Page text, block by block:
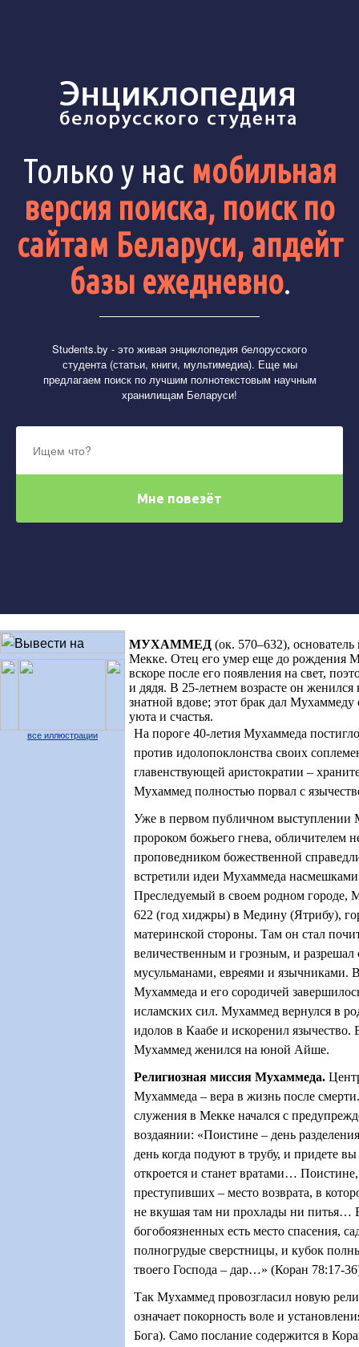
Только у нас мобильная
версия поиска, поиск по
сайтам Беларуси, апдейт
базы ежедневно.
Students.by - это живая энциклопедия белорусского
студента (статьи, книги, мультимедиа). Еще мы
предлагаем поиск по лучшим полнотекстовым научным
хранилищам Беларуси!
все иллюстрации
МУХАММЕД (ок. 570–632),
Мекке. Отец его умер еще до рождения
вскоре после его появления на свет,
и дядя. В 25-летнем возрасте он
знатной вдове; этот брак дал
уюта и счастья.
На пороге 40-летия Мухаммеда
против идолопоклонства своих
главенствующей аристократии –
Мухаммед полностью порвал с
Уже в первом публичном выступлении
пророком божьего гнева, обличителем
проповедником божественной
встретили идеи Мухаммеда
Преследуемый в своем родном городе,
622 (год хиджры) в Медину (Ятрибу),
материнской стороны. Там он стал
величественным и грозным, и
мусульманами, евреями и язычниками.
Мухаммеда и его сородичей
исламских сил. Мухаммед вернулся в
идолов в Каабе и искоренил
Мухаммед женился на юной Айше.
Религиозная миссия Мухаммеда.
Мухаммеда – вера в жизнь после
служения в Мекке начался с
воздаянии: «Поистине – день
день когда подуют в трубу, и придете
откроется и станет вратами… Поистине,
преступивших – место возврата, в
не вкушая там ни прохлады ни питья…
богобоязненных есть место спасения,
полногрудые сверстницы, и кубок
твоего Господа – дар…» (Коран 78:17-
Так Мухаммед провозгласил новую
означает покорность воле и
Бога). Само послание содержится в